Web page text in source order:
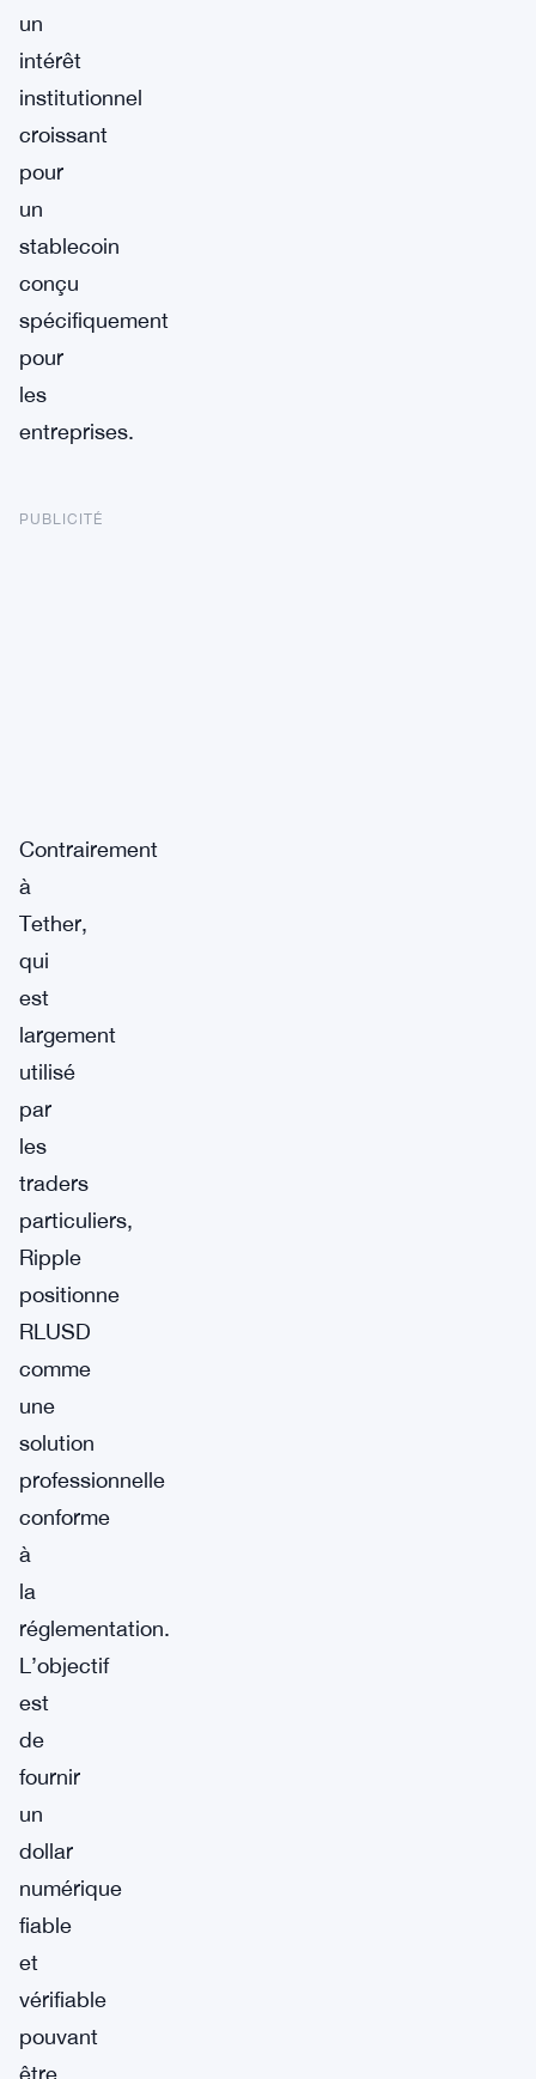
un
intérêt
institutionnel
croissant
pour
un
stablecoin
conçu
spécifiquement
pour
les
entreprises.
PUBLICITÉ
Contrairement
à
Tether,
qui
est
largement
utilisé
par
les
traders
particuliers,
Ripple
positionne
RLUSD
comme
une
solution
professionnelle
conforme
à
la
réglementation.
L’objectif
est
de
fournir
un
dollar
numérique
fiable
et
vérifiable
pouvant
être